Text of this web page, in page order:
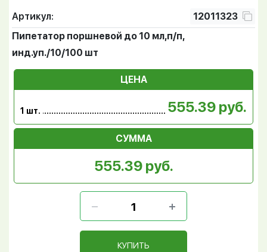
Артикул:
12011323
Пипетатор поршневой до 10 мл,п/п,
инд.уп./10/100 шт
ЦЕНА
1 шт. 555.39 руб.
СУММА
555.39 руб.
КУПИТЬ